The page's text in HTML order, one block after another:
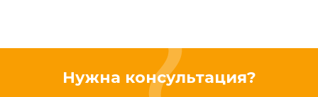
Нужна консультация?